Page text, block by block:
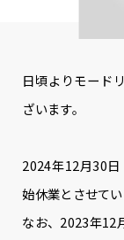
日頃よりモード
ざいます。
2024年12月30
始休業とさせてい
なお、2023年12